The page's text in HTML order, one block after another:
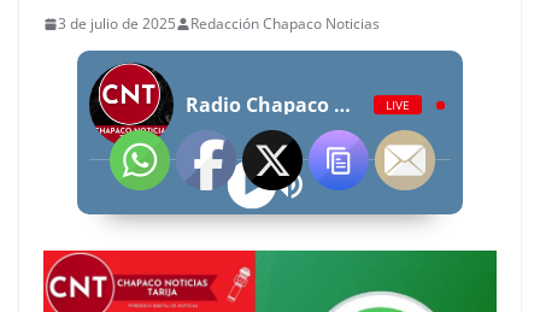
3 de julio de 2025 Redacción Chapaco Noticias
Radio Chapaco Noticias Las 24 horas en vivo LIVE